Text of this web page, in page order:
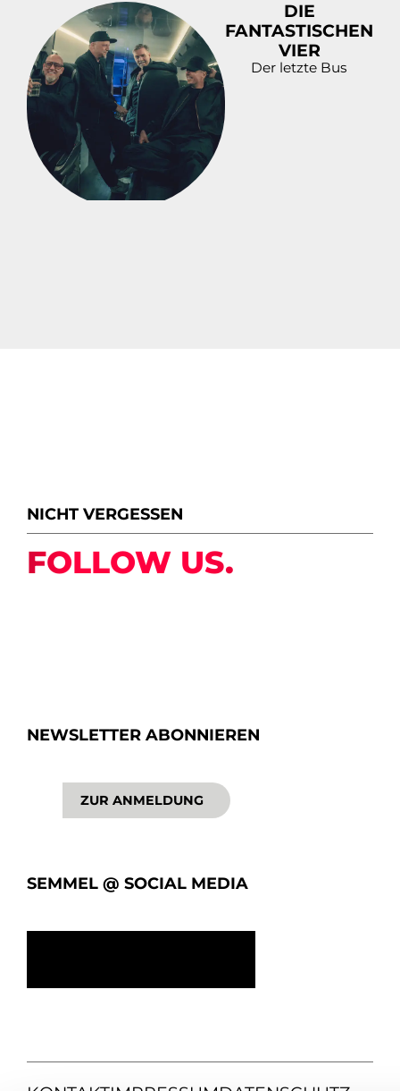
DIE
FANTASTISCHEN
VIER
Der letzte Bus
NICHT VERGESSEN
FOLLOW US.
NEWSLETTER ABONNIEREN
ZUR ANMELDUNG
SEMMEL @ SOCIAL MEDIA